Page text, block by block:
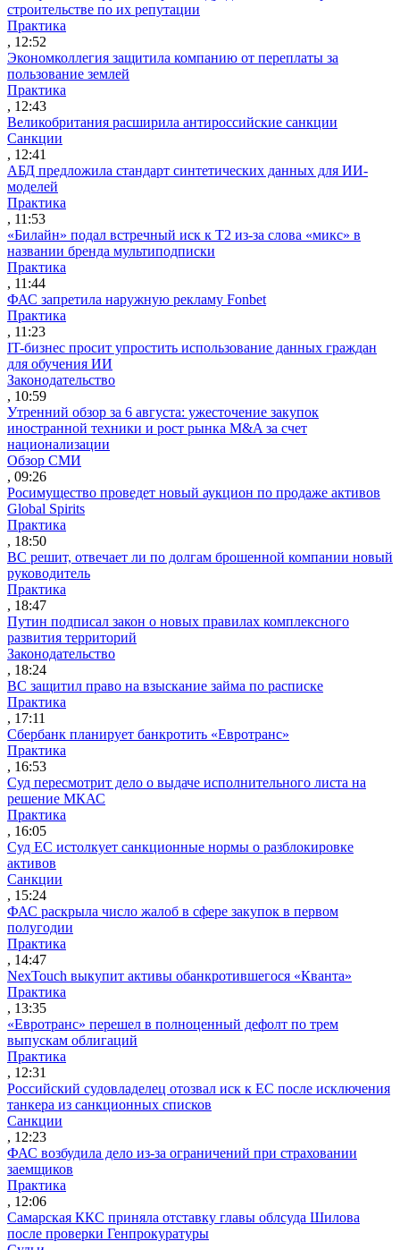
строительстве по их репутации
Практика
, 12:52
Экономколлегия защитила компанию от переплаты за
пользование землей
Практика
, 12:43
Великобритания расширила антироссийские санкции
Санкции
, 12:41
АБД предложила стандарт синтетических данных для ИИ-
моделей
Практика
, 11:53
«Билайн» подал встречный иск к Т2 из-за слова «микс» в
названии бренда мультиподписки
Практика
, 11:44
ФАС запретила наружную рекламу Fonbet
Практика
, 11:23
IT-бизнес просит упростить использование данных граждан
для обучения ИИ
Законодательство
, 10:59
Утренний обзор за 6 августа: ужесточение закупок
иностранной техники и рост рынка M&A за счет
национализации
Обзор СМИ
, 09:26
Росимущество проведет новый аукцион по продаже активов
Global Spirits
Практика
, 18:50
ВС решит, отвечает ли по долгам брошенной компании новый
руководитель
Практика
, 18:47
Путин подписал закон о новых правилах комплексного
развития территорий
Законодательство
, 18:24
ВС защитил право на взыскание займа по расписке
Практика
, 17:11
Сбербанк планирует банкротить «Евротранс»
Практика
, 16:53
Суд пересмотрит дело о выдаче исполнительного листа на
решение МКАС
Практика
, 16:05
Суд ЕС истолкует санкционные нормы о разблокировке
активов
Санкции
, 15:24
ФАС раскрыла число жалоб в сфере закупок в первом
полугодии
Практика
, 14:47
NexTouch выкупит активы обанкротившегося «Кванта»
Практика
, 13:35
«Евротранс» перешел в полноценный дефолт по трем
выпускам облигаций
Практика
, 12:31
Российский судовладелец отозвал иск к ЕС после исключения
танкера из санкционных списков
Санкции
, 12:23
ФАС возбудила дело из-за ограничений при страховании
заемщиков
Практика
, 12:06
Самарская ККС приняла отставку главы облсуда Шилова
после проверки Генпрокуратуры